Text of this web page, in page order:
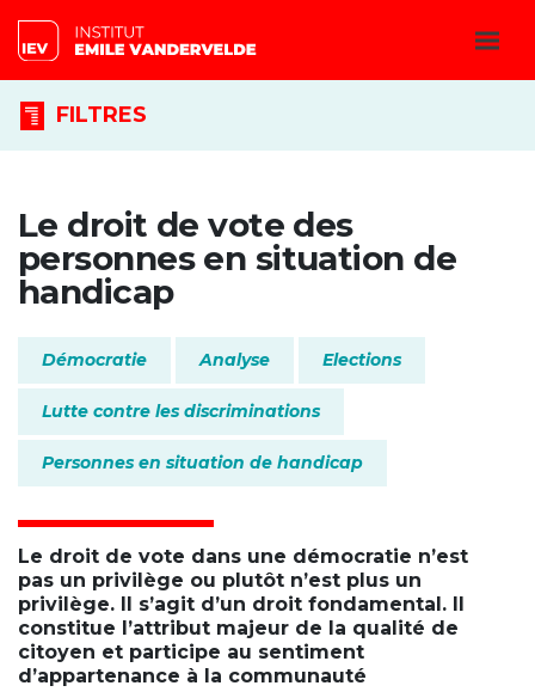
FILTRES
Le droit de vote des
personnes en situation de
handicap
Démocratie Analyse Elections
Lutte contre les discriminations
Personnes en situation de handicap
Le droit de vote dans une démocratie n’est
pas un privilège ou plutôt n’est plus un
privilège. Il s’agit d’un droit fondamental. Il
constitue l’attribut majeur de la qualité de
citoyen et participe au sentiment
d’appartenance à la communauté